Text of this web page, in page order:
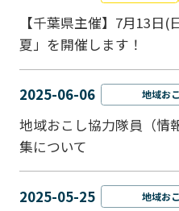
【千葉県主催】7月13日
夏」を開催します！
2025-06-06 地域お
地域おこし協力隊員（情
集について
2025-05-25 地域お